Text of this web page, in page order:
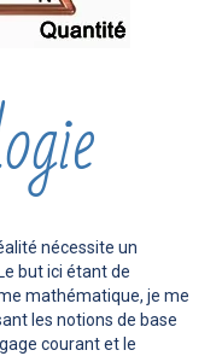
nécessite un
but ici étant de
mathématique, je me
les notions de base
courant et le